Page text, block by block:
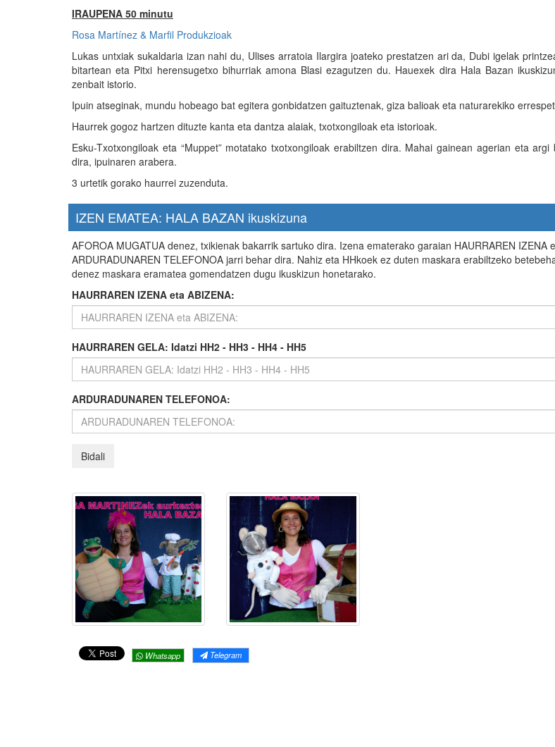
IRAUPENA 50 minutu
Rosa Martínez & Marfil Produkzioak
Lukas untxiak sukaldaria izan nahi du, Ulises arratoia Ilargira joateko prestatzen ari da, Dubi igelak
bitartean eta Pitxi herensugetxo bihurriak amona Blasi ezagutzen du. Hauexek dira Hala Bazan
zenbait istorio.
Ipuin atseginak, mundu hobeago bat egitera gonbidatzen gaituztenak, giza balioak eta naturarekiko
Haurrek gogoz hartzen dituzte kanta eta dantza alaiak, txotxongiloak eta istorioak.
Esku-Txotxongiloak eta “Muppet” motatako txotxongiloak erabiltzen dira. Mahai gainean agerian eta
dira, ipuinaren arabera.
3 urtetik gorako haurrei zuzenduta.
IZEN EMATEA: HALA BAZAN ikuskizuna
AFOROA MUGATUA denez, txikienak bakarrik sartuko dira. Izena ematerako garaian HAURRAREN IZENA
ARDURADUNAREN TELEFONOA jarri behar dira. Nahiz eta HHkoek ez duten maskara erabiltzeko
denez maskara eramatea gomendatzen dugu ikuskizun honetarako.
HAURRAREN IZENA eta ABIZENA:
HAURRAREN GELA: Idatzi HH2 - HH3 - HH4 - HH5
ARDURADUNAREN TELEFONOA:
Whatsapp Telegram